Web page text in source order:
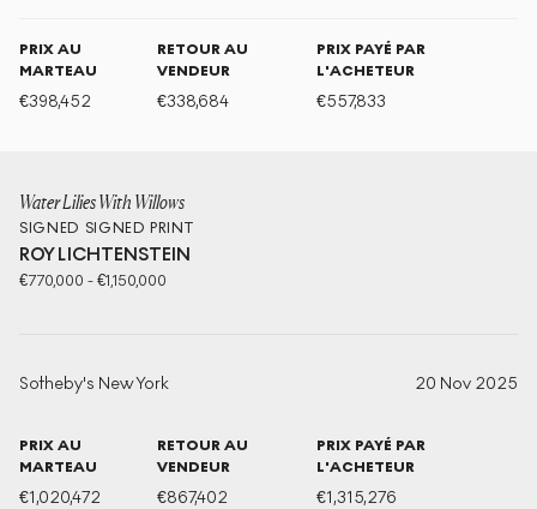
PRIX AU
MARTEAU
€398,452
RETOUR AU
VENDEUR
€338,684
PRIX PAYÉ PAR
L'ACHETEUR
€557,833
Water Lilies With Willows
SIGNED SIGNED PRINT
ROY LICHTENSTEIN
€770,000 -€1,150,000
Sotheby's New York 20 Nov 2025
PRIX AU
MARTEAU
€1,020,472
RETOUR AU
VENDEUR
€867,402
PRIX PAYÉ PAR
L'ACHETEUR
€1,315,276